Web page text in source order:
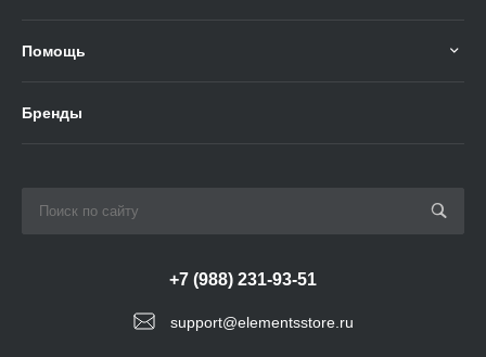
Помощь
Бренды
support@elementsstore.ru
+7 (988) 231-93-51